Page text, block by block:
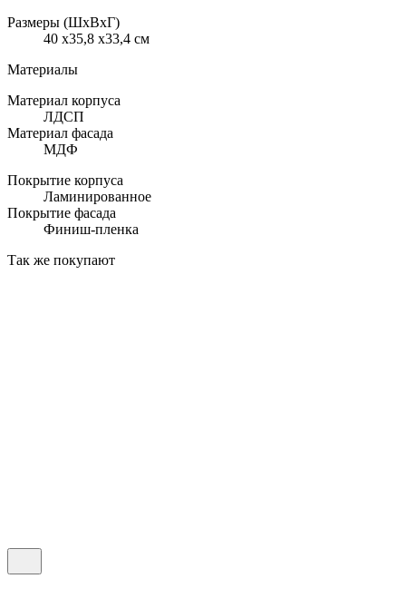
Размеры (ШхВхГ)
40 x35,8 x33,4 см
Материалы
Материал корпуса
ЛДСП
Материал фасада
МДФ
Покрытие корпуса
Ламинированное
Покрытие фасада
Финиш-пленка
Так же покупают